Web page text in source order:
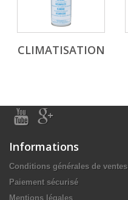
CLIMATISATION
Informations
Conditions générales de ventes
Paiement sécurisé
Mentions légales